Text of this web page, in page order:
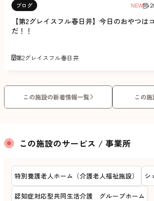
ブログ NEW
【第2グレイスフル春日井】今日のおやつは
だ！！
第2グレイスフル春日井
この施設の新着情報一覧 この
この施設のサービス / 事業所
特別養護老人ホーム（介護老人福祉施設） シ
認知症対応型共同生活介護 グループホーム